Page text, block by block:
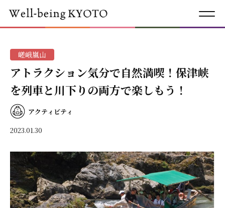
嵯峨嵐山
アトラクション気分で自然満喫！保津峡
を列車と川下りの両方で楽しもう！
アクティビティ
2023.01.30